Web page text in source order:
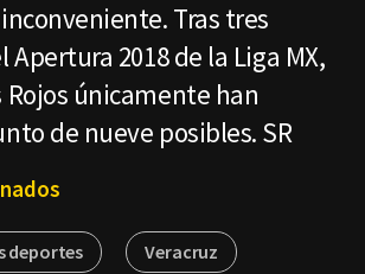
Tras tres
Apertura 2018 de la Liga MX,
Rojos únicamente han
de nueve posibles. SR
deportes Veracruz